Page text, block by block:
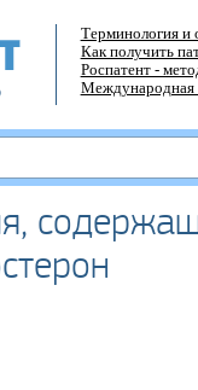
Терминология и
Как получить
Роспатент -
Международная